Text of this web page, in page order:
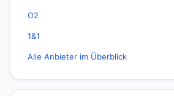
O2
1&1
Alle Anbieter im Überblick